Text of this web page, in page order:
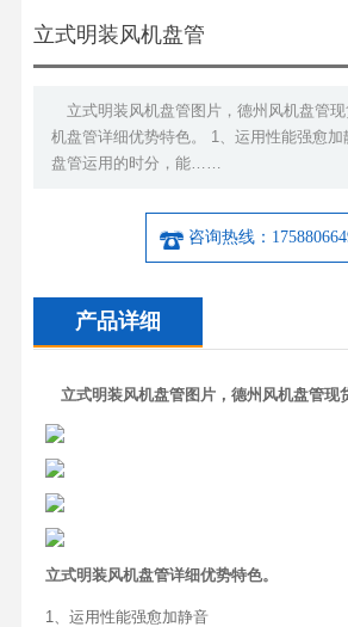
立式明装风机盘管
立式明装风机盘管图片，德州风机盘管
机盘管详细优势特色。 1、运用性能强愈
盘管运用的时分，能……
咨询热线：
产品详细
立式明装风机盘管图片，德州风机盘管现
立式明装风机盘管详细优势特色。
1、运用性能强愈加静音